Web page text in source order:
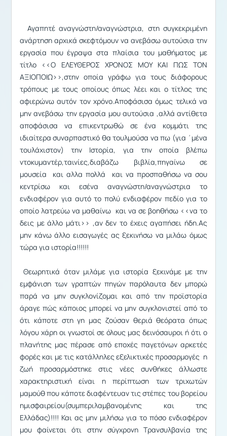
Αγαπητέ αναγνώστη/αναγνώστρια, στη συγκεκριμένη
ανάρτηση αρχικά σκεφτόμουν να ανεβάσω αυτούσια την
εργασία που έγραψα στα πλαίσια του μαθήματος με
τίτλο <<Ο ΕΛΕΥΘΕΡΟΣ ΧΡΟΝΟΣ ΜΟΥ ΚΑΙ ΠΩΣ ΤΟΝ
ΑΞΙΟΠΟΙΩ>>,στην οποία γράφω για τους διάφορους
τρόπους με τους οποίους όπως λέει και ο τίτλος της
αφιερώνω αυτόν τον χρόνο.Αποφάσισα όμως τελικά να
μην ανεβάσω την εργασία μου αυτούσια ,αλλά αντίθετα
αποφάσισα να επικεντρωθώ σε ένα κομμάτι της
ιδιαίτερα συναρπαστικό θα τουλμούσα να πω (για ΄μένα
τουλάχιστον) την Iστορία, για την οποία βλέπω
ντοκυμαντέρ,ταινίες,διαβάζω βιβλία,πηγαίνω σε
μουσεία και αλλα πολλά και να προσπαθήσω να σου
κεντρίσω και εσένα αναγνώστη/αναγνώστρια το
ενδιαφέρον για αυτό το πολύ ενδιαφέρον πεδίο για το
οποίο λατρεύω να μαθαίνω και να σε βοηθήσω <<να το
δεις με άλλο μάτι>> ,αν δεν το έχεις αγαπήσει ήδη.Ας
μην κάνω άλλο εισαγωγές ας ξεκινήσω να μιλάω όμως
τώρα για ιστορία!!!!!!
Θεωρητικά όταν μιλάμε για ιστορία ξεκινάμε με την
εμφάνιση των γραπτών πηγών παρόλαυτα δεν μπορώ
παρά να μην συγκλονίζομαι και από την προϊστορία
άραγε πώς κάποιος μπορεί να μην συγκλονιστεί από το
ότι κάποτε στη γη μας ζούσαν θεριά θεόρατα όπως
λόγου χάρη οι γνωστοί σε όλους μας δεινόσαυροι ή ότι ο
πλανήτης μας πέρασε από εποχές παγετόνων αρκετές
φορές και με τις κατάλληλες εξελικτικές προσαρμογές η
ζωή προσαρμόστηκε στις νέες συνθήκες άλλωστε
χαρακτηριστική είναι η περίπτωση των τριχωτών
μαμούθ που κάποτε διαφέντευαν τις στέπες του βορείου
ημισφαιρείου(συμπεριλαμβανομένης και της
Ελλάδας)!!!! Και ας μην μιλήσω για το πόσο ενδιαφέρον
μου φαίνεται ότι στην σύγχρονη Τρανσυλβανία της